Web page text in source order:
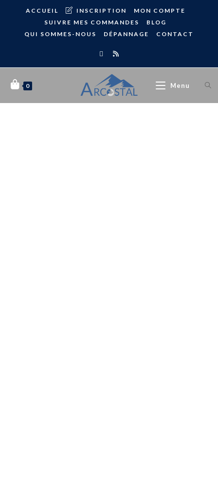
ACCUEIL INSCRIPTION
MON COMPTE
SUIVRE MES COMMANDES
BLOG
QUI SOMMES-NOUS
DÉPANNAGE CONTACT
0 Menu